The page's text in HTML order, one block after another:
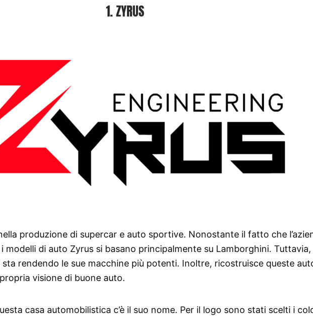
1. ZYRUS
produzione di supercar e auto sportive. Nonostante il fatto che
modelli di auto Zyrus si basano principalmente su Lamborghini. Tuttavia,
rendendo le sue macchine più potenti. Inoltre, ricostruisce queste
visione di buone auto.
casa automobilistica c’è il suo nome. Per il logo sono stati scelti i